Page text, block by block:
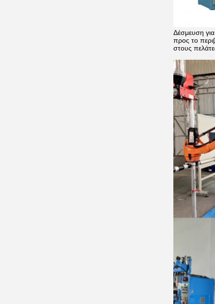
Δέσμευση
προς το
στους